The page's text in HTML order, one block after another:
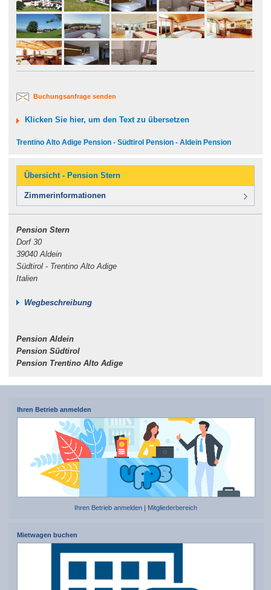
Buchungsanfrage senden
Klicken Sie hier, um den Text zu übersetzen
Trentino Alto Adige Pension - Südtirol Pension - Aldein Pension
Übersicht - Pension Stern
Zimmerinformationen
Pension Stern
Dorf 30
39040 Aldein
Südtirol - Trentino Alto Adige
Italien
Wegbeschreibung
Pension Aldein
Pension Südtirol
Pension Trentino Alto Adige
Ihren Betrieb anmelden
Ihren Betrieb anmelden Mitgliederbereich
Mietwagen buchen